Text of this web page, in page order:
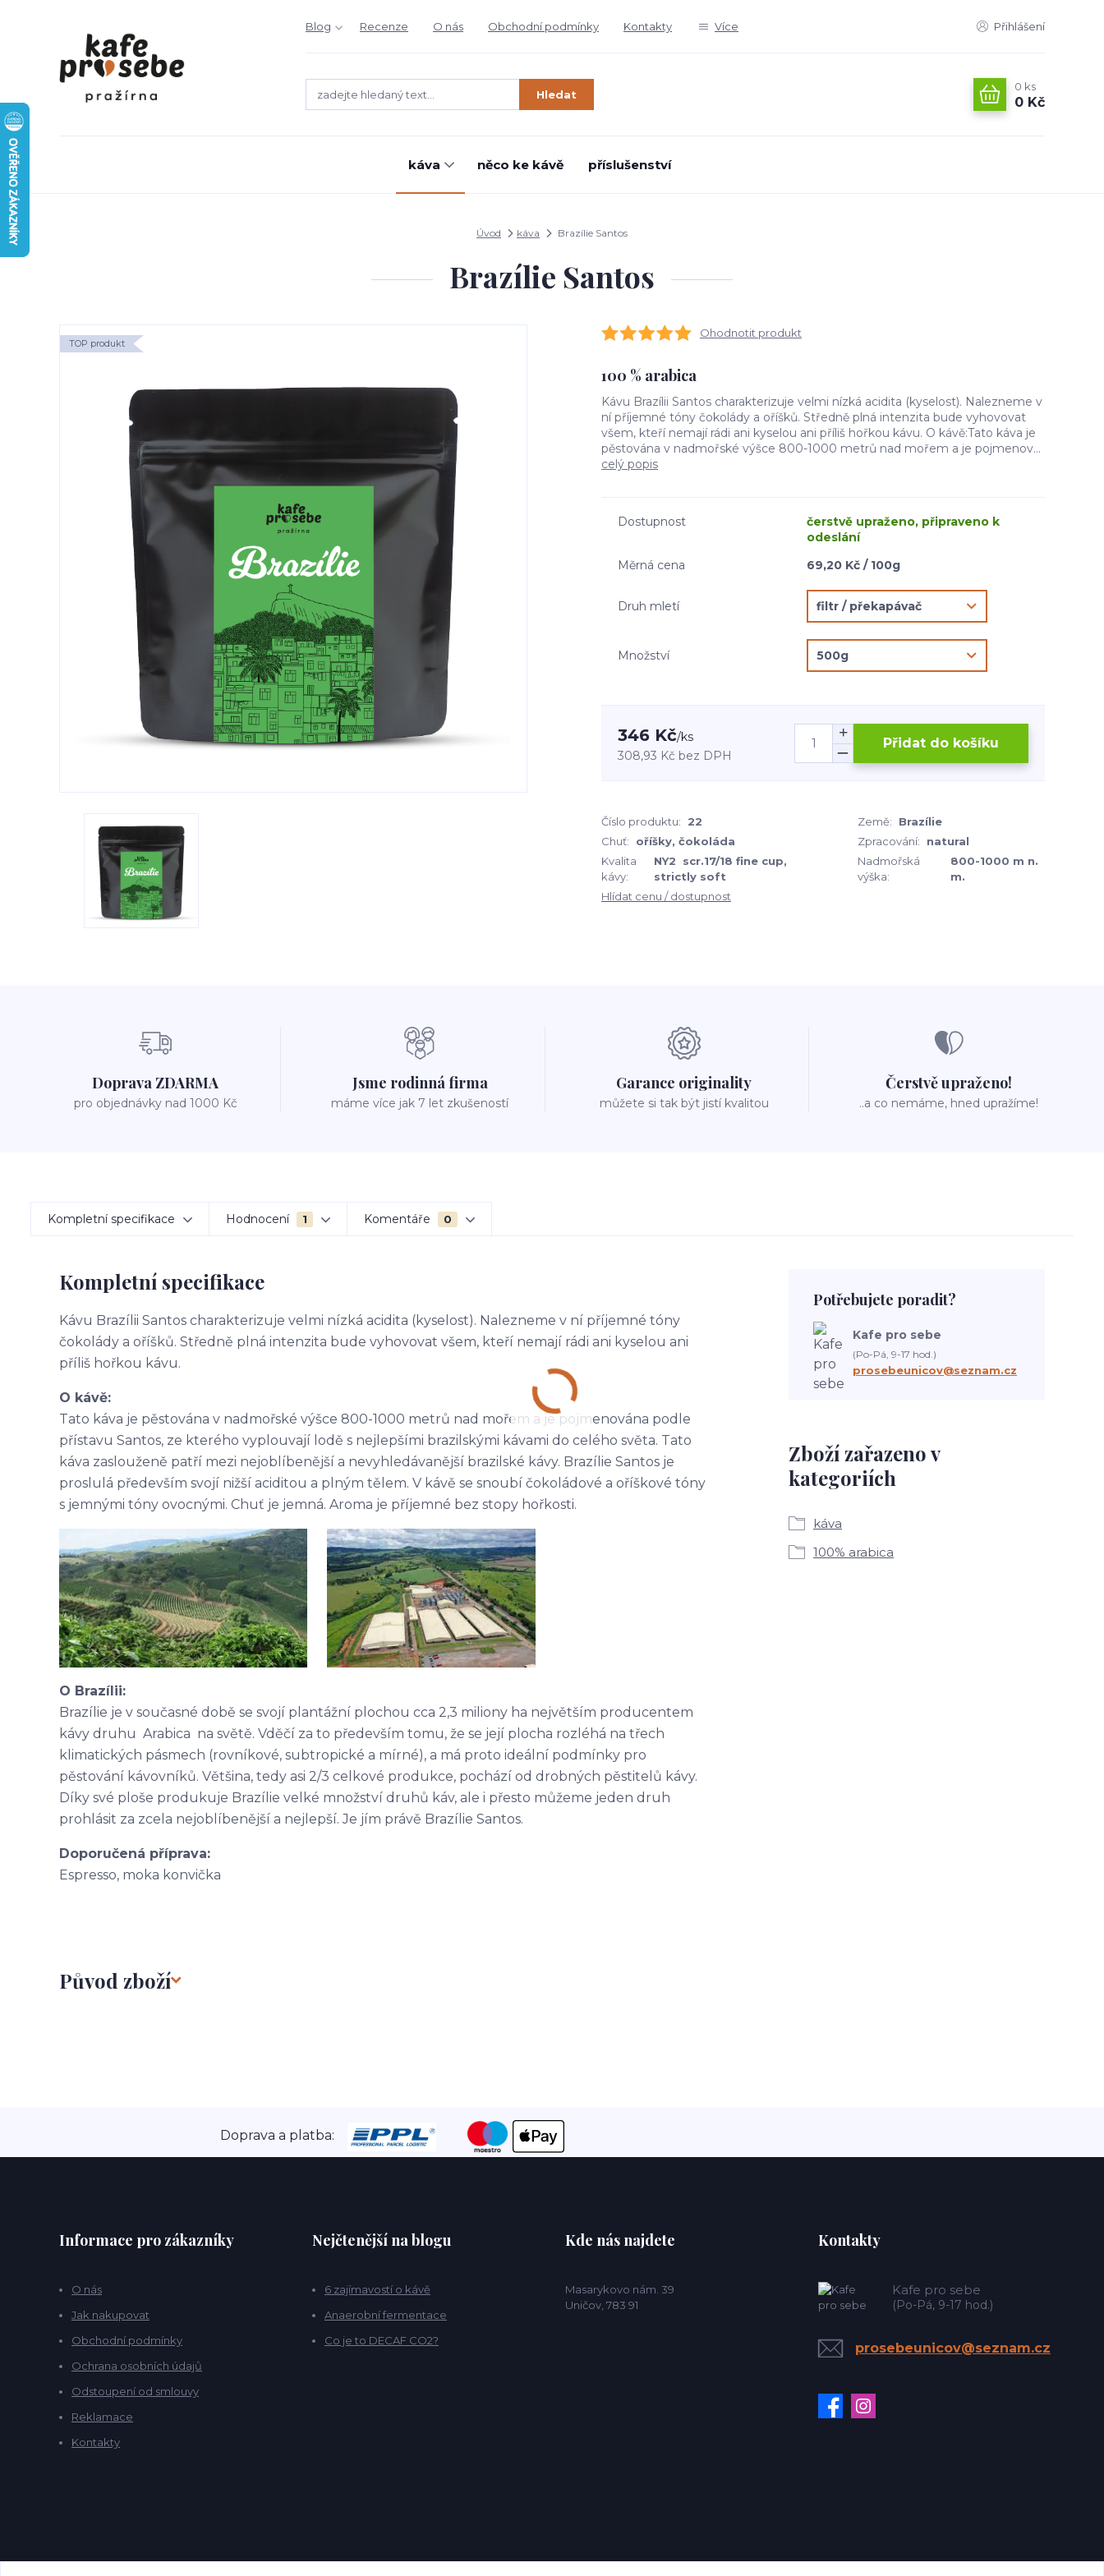
Blog Recenze O nás Obchodní podmínky Kontakty Více Přihlášení
Hledat
0 ks
0 Kč
káva něco ke kávě příslušenství
Úvod káva Brazílie Santos
Brazílie Santos
TOP produkt
Ohodnotit produkt
100 % arabica
Kávu Brazílii Santos charakterizuje velmi nízká acidita (kyselost). Nalezneme v
ní příjemné tóny čokolády a oříšků. Středně plná intenzita bude vyhovovat
všem, kteří nemají rádi ani kyselou ani příliš hořkou kávu. O kávě:Tato káva je
pěstována v nadmořské výšce 800-1000 metrů nad mořem a je pojmenov...
celý popis
Dostupnost
čerstvě upraženo, připraveno k
odeslání
Měrná cena
69,20 Kč / 100g
Druh mletí
Množství
346 Kč/ks
308,93 Kč bez DPH
Přidat do košíku
Číslo produktu: 22 Země:
Brazílie
Chuť:
oříšky, čokoláda Zpracování:
natural
Kvalita
kávy:
NY2 scr.17/18 fine cup,
strictly soft
Nadmořská
výška:
800-1000 m n.
m.
Hlídat cenu / dostupnost
Doprava ZDARMA
pro objednávky nad 1000 Kč
Jsme rodinná firma
máme více jak 7 let zkušeností
Garance originality
můžete si tak být jistí kvalitou
Čerstvě upraženo!
..a co nemáme, hned upražíme!
Kompletní specifikace Hodnocení 1 Komentáře 0
Kompletní specifikace
Kávu Brazílii Santos charakterizuje velmi nízká acidita (kyselost). Nalezneme v ní příjemné tóny
čokolády a oříšků. Středně plná intenzita bude vyhovovat všem, kteří nemají rádi ani kyselou ani
příliš hořkou kávu.
O kávě:
Tato káva je pěstována v nadmořské výšce 800-1000 metrů nad mořem a je pojmenována podle
přístavu Santos, ze kterého vyplouvají lodě s nejlepšími brazilskými kávami do celého světa. Tato
káva zaslouženě patří mezi nejoblíbenější a nevyhledávanější brazilské kávy. Brazílie Santos je
proslulá především svojí nižší aciditou a plným tělem. V kávě se snoubí čokoládové a oříškové tóny
s jemnými tóny ovocnými. Chuť je jemná. Aroma je příjemné bez stopy hořkosti.
O Brazílii:
Brazílie je v současné době se svojí plantážní plochou cca 2,3 miliony ha největším producentem
kávy druhu Arabica na světě. Vděčí za to především tomu, že se její plocha rozléhá na třech
klimatických pásmech (rovníkové, subtropické a mírné), a má proto ideální podmínky pro
pěstování kávovníků. Většina, tedy asi 2/3 celkové produkce, pochází od drobných pěstitelů kávy.
Díky své ploše produkuje Brazílie velké množství druhů káv, ale i přesto můžeme jeden druh
prohlásit za zcela nejoblíbenější a nejlepší. Je jím právě Brazílie Santos.
Doporučená příprava:
Espresso, moka konvička
Původ zboží
Zboží zařazeno v
kategoriích
káva
100% arabica
Potřebujete poradit?
Kafe pro sebe
(Po-Pá, 9-17 hod.)
prosebeunicov@seznam.cz
Doprava a platba:
Informace pro zákazníky
O nás
Jak nakupovat
Obchodní podmínky
Ochrana osobních údajů
Odstoupení od smlouvy
Reklamace
Kontakty
Nejčtenější na blogu
6 zajímavostí o kávě
Anaerobní fermentace
Co je to DECAF CO2?
Kde nás najdete
Masarykovo nám. 39
Uničov, 783 91
Kontakty
Kafe pro sebe
(Po-Pá, 9-17 hod.)
prosebeunicov@seznam.cz